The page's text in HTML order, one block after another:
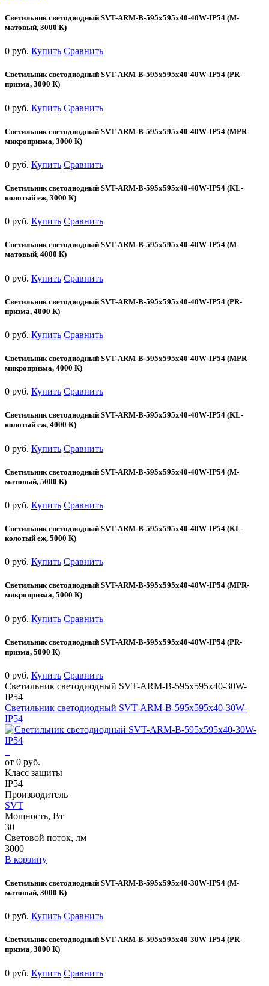
Светильник светодиодный SVT-ARM-B-595x595x40-40W-IP54 (М-
матовый, 3000 К)
0 руб. Купить Сравнить
Светильник светодиодный SVT-ARM-B-595x595x40-40W-IP54 (PR-
призма, 3000 К)
0 руб. Купить Сравнить
Светильник светодиодный SVT-ARM-B-595x595x40-40W-IP54 (MPR-
микропризма, 3000 К)
0 руб. Купить Сравнить
Светильник светодиодный SVT-ARM-B-595x595x40-40W-IP54 (KL-
колотый еж, 3000 К)
0 руб. Купить Сравнить
Светильник светодиодный SVT-ARM-B-595x595x40-40W-IP54 (М-
матовый, 4000 К)
0 руб. Купить Сравнить
Светильник светодиодный SVT-ARM-B-595x595x40-40W-IP54 (PR-
призма, 4000 К)
0 руб. Купить Сравнить
Светильник светодиодный SVT-ARM-B-595x595x40-40W-IP54 (MPR-
микропризма, 4000 К)
0 руб. Купить Сравнить
Светильник светодиодный SVT-ARM-B-595x595x40-40W-IP54 (KL-
колотый еж, 4000 К)
0 руб. Купить Сравнить
Светильник светодиодный SVT-ARM-B-595x595x40-40W-IP54 (М-
матовый, 5000 К)
0 руб. Купить Сравнить
Светильник светодиодный SVT-ARM-B-595x595x40-40W-IP54 (KL-
колотый еж, 5000 К)
0 руб. Купить Сравнить
Светильник светодиодный SVT-ARM-B-595x595x40-40W-IP54 (MPR-
микропризма, 5000 К)
0 руб. Купить Сравнить
Светильник светодиодный SVT-ARM-B-595x595x40-40W-IP54 (PR-
призма, 5000 К)
0 руб. Купить Сравнить
Светильник светодиодный SVT-ARM-B-595x595x40-30W-
IP54
Светильник светодиодный SVT-ARM-B-595x595x40-30W-
IP54
от 0 руб.
Класс защиты
IP54
Производитель
SVT
Мощность, Вт
30
Световой поток, лм
3000
В корзину
Светильник светодиодный SVT-ARM-B-595x595x40-30W-IP54 (М-
матовый, 3000 К)
0 руб. Купить Сравнить
Светильник светодиодный SVT-ARM-B-595x595x40-30W-IP54 (PR-
призма, 3000 К)
0 руб. Купить Сравнить